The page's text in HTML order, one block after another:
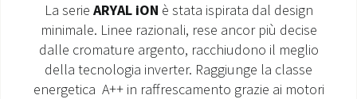
CONTATTI
MONDO OS
La serie ARYAL iON è stata ispirata dal design
minimale. Linee razionali, rese ancor più decise
dalle cromature argento, racchiudono il meglio
della tecnologia inverter. Raggiunge la classe
energetica A++ in raffrescamento grazie ai motori